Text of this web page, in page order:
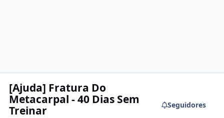
[Ajuda] Fratura Do
Metacarpal - 40 Dias Sem
Treinar
Seguidores